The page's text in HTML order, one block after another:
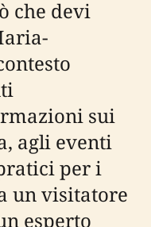
che devi
sui
agli eventi
per i
un visitatore
esperto